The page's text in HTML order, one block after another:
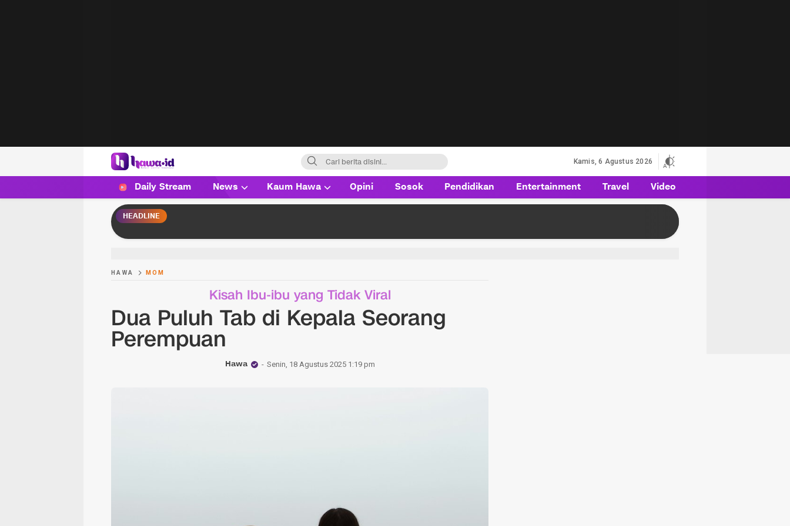
HAWA
Haluan Wanita Indonesia
Kamis, 6 Agustus 2026
Daily Stream News Kaum Hawa Opini Sosok Pendidikan Entertainment Travel Video
HEADLINE
HAWA MOM
Kisah Ibu-ibu yang Tidak Viral
Dua Puluh Tab di Kepala Seorang
Perempuan
Hawa Senin, 18 Agustus 2025 1:19 pm